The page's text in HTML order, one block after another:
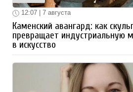
12:07 | 7 августа
Каменский авангард: как
превращает индустриальную
в искусство